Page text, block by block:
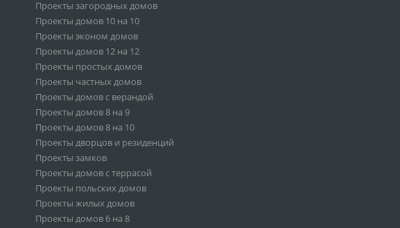
Проекты загородных домов
Проекты домов 10 на 10
Проекты эконом домов
Проекты домов 12 на 12
Проекты простых домов
Проекты частных домов
Проекты домов с верандой
Проекты домов 8 на 9
Проекты домов 8 на 10
Проекты дворцов и резиденций
Проекты замков
Проекты домов с террасой
Проекты польских домов
Проекты жилых домов
Проекты домов 6 на 8